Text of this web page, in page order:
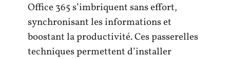
Office 365 s’imbriquent sans effort,
synchronisant les informations et
boostant la productivité. Ces passerelles
techniques permettent d’installer